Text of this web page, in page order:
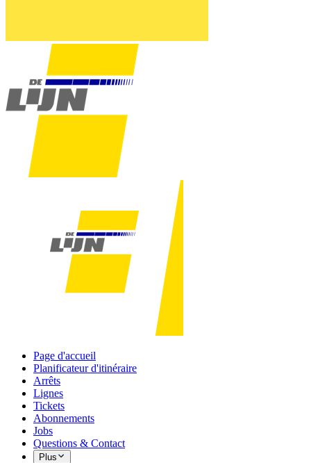
Page d'accueil
Planificateur d'itinéraire
Arrêts
Lignes
Tickets
Abonnements
Jobs
Questions & Contact
Plus